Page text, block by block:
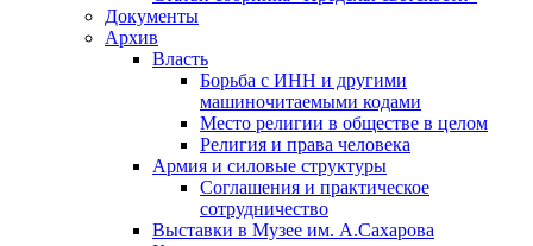
Документы
Архив
Власть
Борьба с ИНН и другими
машиночитаемыми кодами
Место религии в обществе в целом
Религия и права человека
Армия и силовые структуры
Соглашения и практическое
сотрудничество
Выставки в Музее им. А.Сахарова